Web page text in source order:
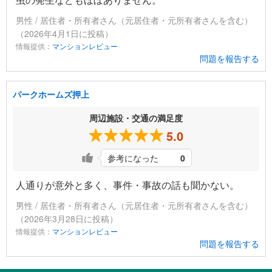
男性 / 居住者・所有者さん（元居住者・元所有者さんを含む）
（2026年4月1日に投稿）
情報提供： マンションレビュー
問題を報告する
パークホームズ押上
周辺施設・交通の満足度
5.0
参考になった 0
人通りが意外と多く、事件・事故の話も聞かない。
男性 / 居住者・所有者さん（元居住者・元所有者さんを含む）
（2026年3月28日に投稿）
情報提供： マンションレビュー
問題を報告する